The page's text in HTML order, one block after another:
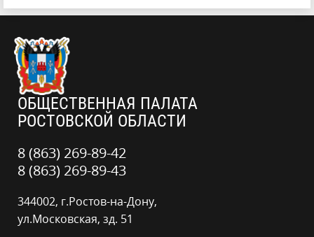
ОБЩЕСТВЕННАЯ ПАЛАТА
РОСТОВСКОЙ ОБЛАСТИ
8 (863) 269-89-42
8 (863) 269-89-43
344002, г.Ростов-на-Дону,
ул.Московская, зд. 51